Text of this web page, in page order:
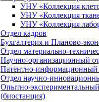
УНУ «Коллекция
УНУ «Коллекция
УНУ «Коллекция
Отдел кадров
Бухгалтерия и Планово-
Отдел материально-
Научно-организационный
Патентно-информационный
Отдел научно-
Опытно-
(биостанция)